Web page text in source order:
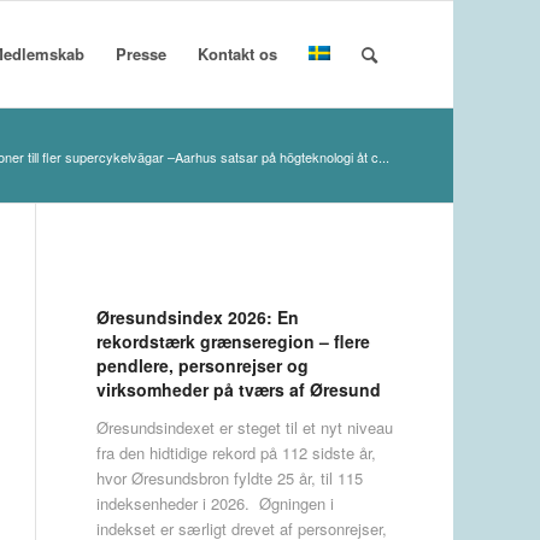
Presse Kontakt os
till fler supercykelvägar –Aarhus satsar på högteknologi åt c...
Øresundsindex 2026: En
rekordstærk grænseregion – flere
pendlere, personrejser og
virksomheder på tværs af Øresund
Øresundsindexet er steget til et nyt niveau
fra den hidtidige rekord på 112 sidste år,
hvor Øresundsbron fyldte 25 år, til 115
indeksenheder i 2026. Øgningen i
indekset er særligt drevet af personrejser,